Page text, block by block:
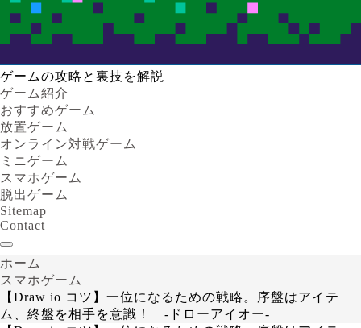
ゲームの攻略と裏技を解説
ゲーム紹介
おすすめゲーム
放置ゲーム
オンライン対戦ゲーム
ミニゲーム
スマホゲーム
脱出ゲーム
Sitemap
Contact
ホーム
スマホゲーム
【Draw io コツ】一位になるための戦略。序盤はアイテ
ム、終盤を相手を意識！ -ドローアイオー-